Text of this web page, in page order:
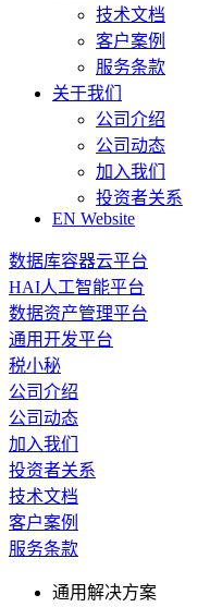
技术文档
客户案例
服务条款
关于我们
公司介绍
公司动态
加入我们
投资者关系
EN Website
数据库容器云平台
HAI人工智能平台
数据资产管理平台
通用开发平台
税小秘
公司介绍
公司动态
加入我们
投资者关系
技术文档
客户案例
服务条款
通用解决方案